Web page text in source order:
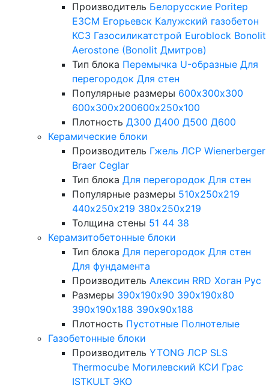
Производитель Белорусские Poritep
ЕЗСМ Егорьевск Калужский газобетон
КСЗ Газосиликатстрой Euroblock Bonolit
Aerostone (Bonolit Дмитров)
Тип блока Перемычка U-образные Для
перегородок Для стен
Популярные размеры 600х300х300
600х300х200600х250х100
Плотность Д300 Д400 Д500 Д600
Керамические блоки
Производитель Гжель ЛСР Wienerberger
Braer Ceglar
Тип блока Для перегородок Для стен
Популярные размеры 510х250х219
440х250х219 380х250х219
Толщина стены 51 44 38
Керамзитобетонные блоки
Тип блока Для перегородок Для стен
Для фундамента
Производитель Алексин RRD Хоган Рус
Размеры 390х190х90 390х190х80
390х190х188 390х90х188
Плотность Пустотные Полнотелые
Газобетонные блоки
Производитель YTONG ЛСР SLS
Thermocube Могилевский КСИ Грас
ISTKULT ЭКО